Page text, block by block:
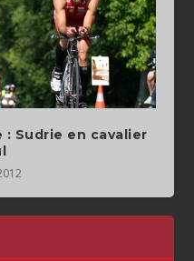
: Sudrie en cavalier